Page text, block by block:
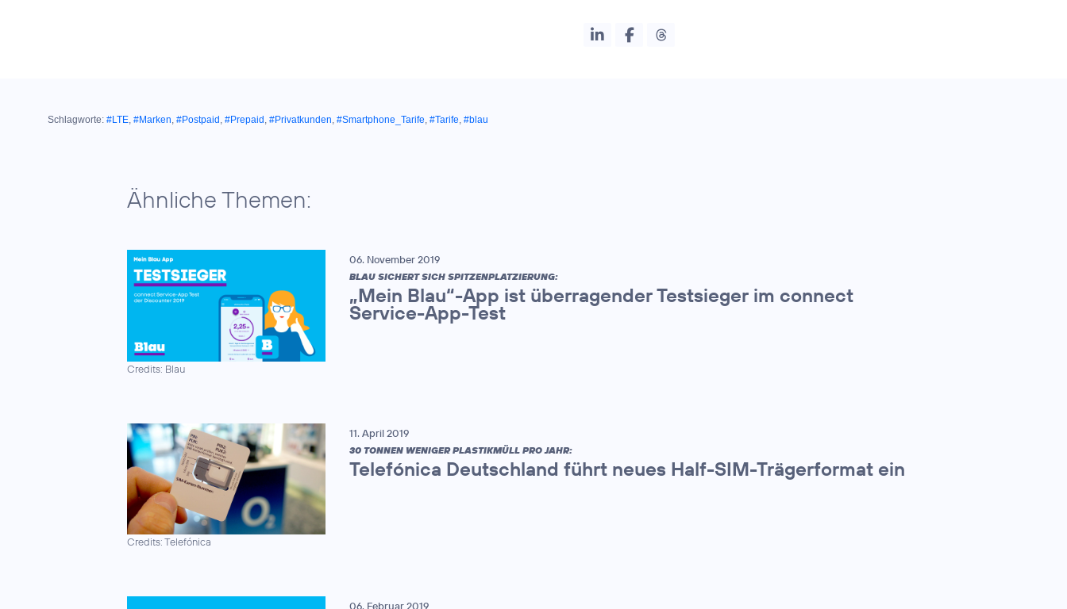
Schlagworte: #LTE, #Marken, #Postpaid , #Prepaid , #Privatkunden, #Smartphone_Tarife, #Tarife, #blau
Ähnliche Themen:
Credits: Blau
06. November 2019
BLAU SICHERT SICH SPITZENPLATZIERUNG:
„Mein Blau“-App ist überragender Testsieger im connect
Service-App-Test
Credits: Telefónica
11. April 2019
30 TONNEN WENIGER PLASTIKMÜLL PRO JAHR:
Telefónica Deutschland führt neues Half-SIM-Trägerformat ein
06. Februar 2019